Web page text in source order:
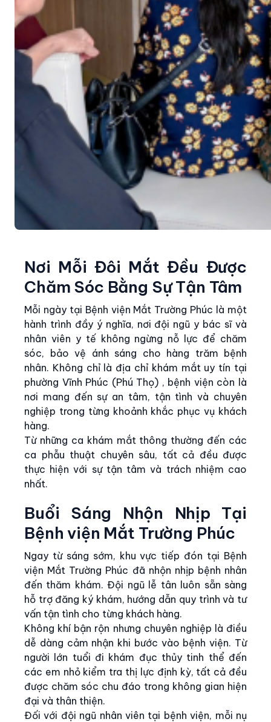
Nơi Mỗi Đôi Mắt Đều Được
Chăm Sóc Bằng Sự Tận Tâm
Mỗi ngày tại Bệnh viện Mắt Trường Phúc là một
hành trình đầy ý nghĩa, nơi đội ngũ y bác sĩ và
nhân viên y tế không ngừng nỗ lực để chăm
sóc, bảo vệ ánh sáng cho hàng trăm bệnh
nhân. Không chỉ là địa chỉ khám mắt uy tín tại
phường Vĩnh Phúc (Phú Thọ) , bệnh viện còn là
nơi mang đến sự an tâm, tận tình và chuyên
nghiệp trong từng khoảnh khắc phục vụ khách
hàng.
Từ những ca khám mắt thông thường đến các
ca phẫu thuật chuyên sâu, tất cả đều được
thực hiện với sự tận tâm và trách nhiệm cao
nhất.
Buổi Sáng Nhộn Nhịp Tại
Bệnh viện Mắt Trường Phúc
Ngay từ sáng sớm, khu vực tiếp đón tại Bệnh
viện Mắt Trường Phúc đã nhộn nhịp bệnh nhân
đến thăm khám. Đội ngũ lễ tân luôn sẵn sàng
hỗ trợ đăng ký khám, hướng dẫn quy trình và tư
vấn tận tình cho từng khách hàng.
Không khí bận rộn nhưng chuyên nghiệp là điều
dễ dàng cảm nhận khi bước vào bệnh viện. Từ
người lớn tuổi đi khám đục thủy tinh thể đến
các em nhỏ kiểm tra thị lực định kỳ, tất cả đều
được chăm sóc chu đáo trong không gian hiện
đại và thân thiện.
Đối với đội ngũ nhân viên tại bệnh viện, mỗi nụ